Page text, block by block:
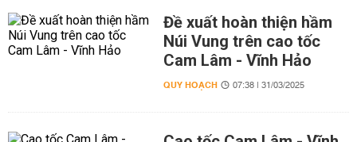
Đề xuất hoàn thiện hầm
Núi Vung trên cao tốc
Cam Lâm - Vĩnh Hảo
QUY HOẠCH 07:38 | 31/03/2025